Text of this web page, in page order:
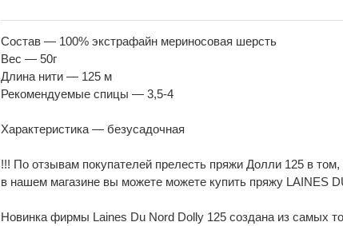
Состав — 100% экстрафайн мериносовая шерсть
Вес — 50г
Длина нити — 125 м
Рекомендуемые спицы — 3,5-4
Характеристика — безусадочная
!!! По отзывам покупателей прелесть пряжи Долли 125 в
в нашем магазине вы можете можете купить пряжу LAINES
Новинка фирмы Laines Du Nord Dolly 125 создана из самых